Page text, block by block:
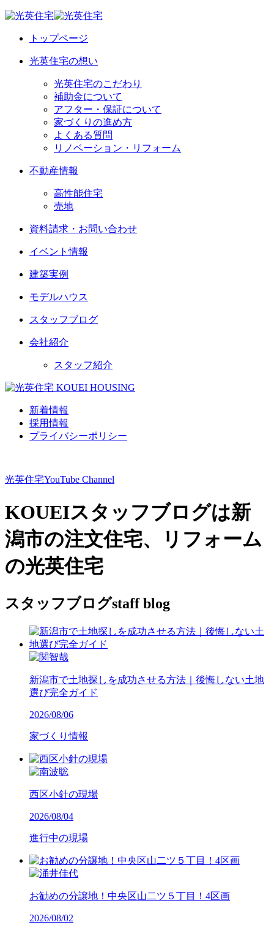
トップページ
光英住宅の想い
光英住宅のこだわり
補助金について
アフター・保証について
家づくりの進め方
よくある質問
リノベーション・リフォーム
不動産情報
高性能住宅
売地
資料請求・お問い合わせ
イベント情報
建築実例
モデルハウス
スタッフブログ
会社紹介
スタッフ紹介
新着情報
採用情報
プライバシーポリシー
光英住宅YouTube Channel
KOUEIスタッフブログは新
潟市の注文住宅、リフォーム
の光英住宅
スタッフブログstaff blog
新潟市で土地探しを成功させる方法｜後悔しない土地
選び完全ガイド
2026/08/06
家づくり情報
西区小針の現場
2026/08/04
進行中の現場
お勧めの分譲地！中央区山二ツ５丁目！4区画
2026/08/02